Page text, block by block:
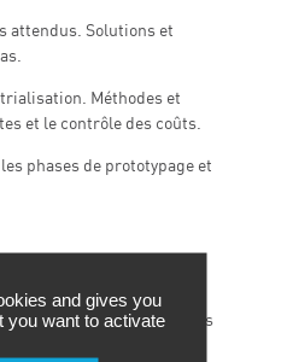
attendus. Solutions et
Méthodes et
et le contrôle des coûts.
phases de prototypage et
technologies, les
effectuer les
and gives you
you want to activate